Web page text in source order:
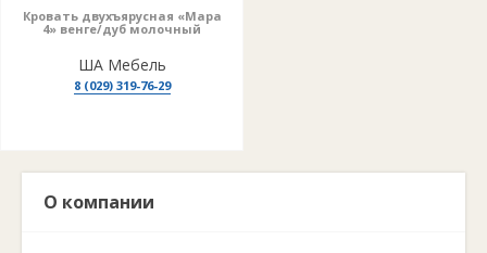
Кровать двухъярусная «Мара
4» венге/дуб молочный
ША Мебель
8 (029) 319-76-29
О компании